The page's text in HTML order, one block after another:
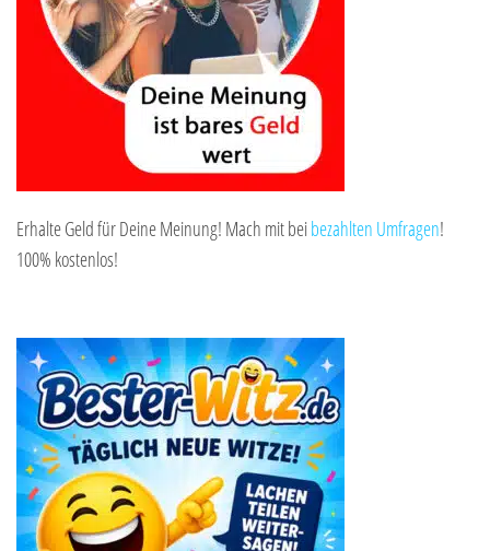
Erhalte Geld für Deine Meinung! Mach mit beibezahlten Umfragen!
100% kostenlos!